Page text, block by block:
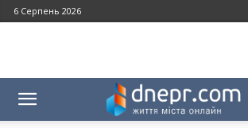
6 Серпень 2026